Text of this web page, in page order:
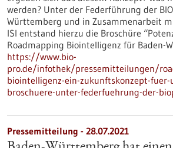
werden? Unter der Federführung der
Württemberg und in Zusammenarbeit
ISI entstand hierzu die Broschüre
Roadmapping Biointelligenz für Baden-
https://www.bio-
pro.de/infothek/pressemitteilungen/
biointelligenz-ein-zukunftskonzept-
broschuere-unter-federfuehrung-der-
Pressemitteilung - 28.07.2021